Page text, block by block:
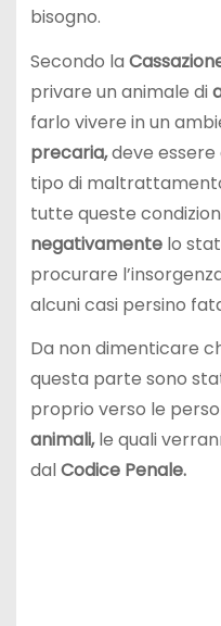
bisogno.
Secondo la
privare un animale di
farlo vivere in un
precaria,deve
tipo di
tutte queste
negativamentelo
procurare
alcuni casi persino
Da non dimenticare
questa parte sono
proprio verso le
animali,le quali
dalCodice Penale.